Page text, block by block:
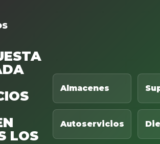
LOS
Almacenes
Autoservicios